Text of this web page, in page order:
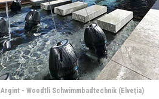
Argint - Woodtli Schwimmbadtechnik (Elveția)